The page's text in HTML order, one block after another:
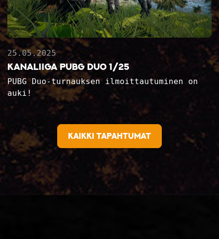
25.05.2025
Kanaliiga PUBG Duo 1/25
PUBG Duo-turnauksen ilmoittautuminen on
auki!
Kaikki tapahtumat